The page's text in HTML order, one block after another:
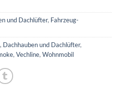
und Dachlüfter, Fahrzeug-
, Dachhauben und Dachlüfter,
, Vechline, Wohnmobil